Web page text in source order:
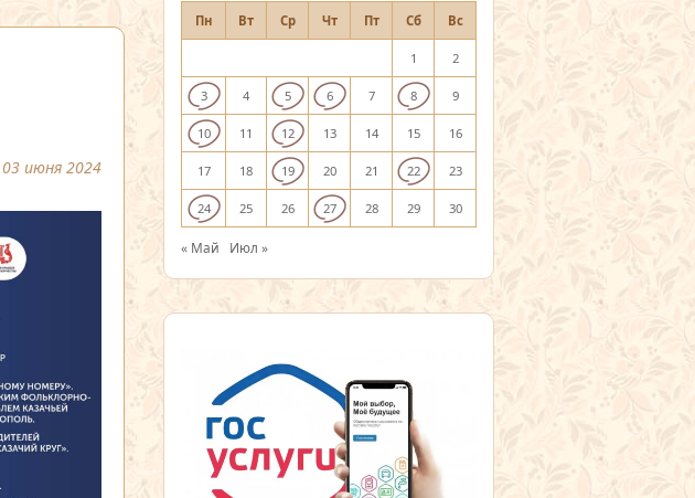
03 июня 2024
Пн Вт Ср Чт Пт Сб Вс
1 2
3 4 5 6 7 8 9
10 11 12 13 14 15 16
17 18 19 20 21 22 23
24 25 26 27 28 29 30
« Май Июл »